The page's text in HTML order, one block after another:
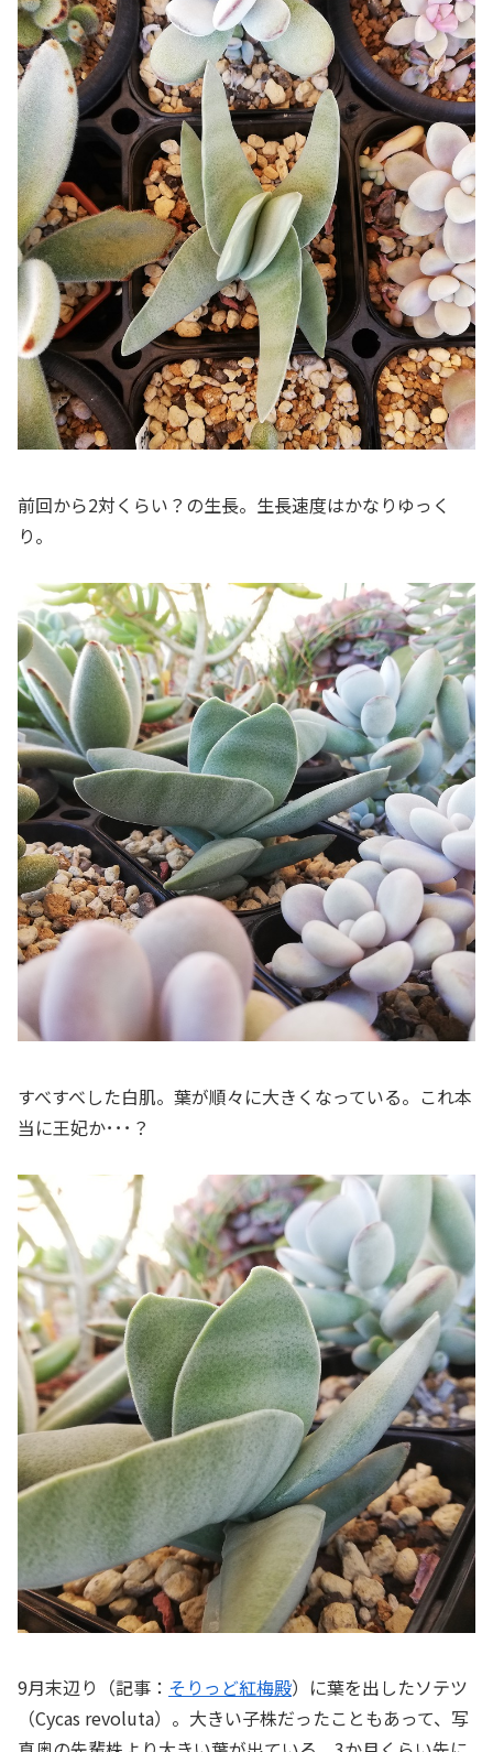
前回から2対くらい？の生長。生長速度はかなりゆっく
り。
すべすべした白肌。葉が順々に大きくなっている。これ本
当に王妃か･･･？
9月末辺り（記事： そりっど紅梅殿）に葉を出したソテツ
（Cycas revoluta）。大きい子株だったこともあって、写